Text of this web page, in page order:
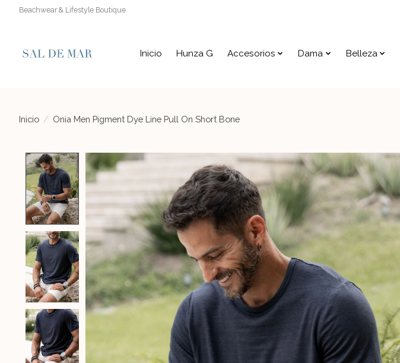
Beachwear & Lifestyle Boutique
Inicio Hunza G Accesorios Dama Belleza
Inicio / Onia Men Pigment Dye Line Pull On Short Bone
Product image slideshow Items